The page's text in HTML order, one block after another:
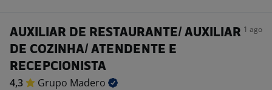
AUXILIAR DE RESTAURANTE/ AUXILIAR
DE COZINHA/ ATENDENTE E
RECEPCIONISTA
1 ago
4,3 Grupo Madero